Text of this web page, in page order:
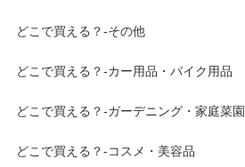
どこで買える？-その他
どこで買える？-カー用品・バイク用品
どこで買える？-ガーデニング・家庭菜園
どこで買える？-コスメ・美容品